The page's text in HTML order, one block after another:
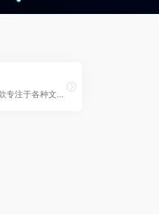
笔墨写作是一款专注于各种文体写作的智能AI创作平台，提供全面的写作、校对、润色、资料库及模板服务。无论是公职人员、事业单位、国企人员、还是医院、学校等机构，笔墨写作都能帮助您高效完成述职报告、工作总结、心得体会、调研报告、年终总结等各类公文材料的创作。